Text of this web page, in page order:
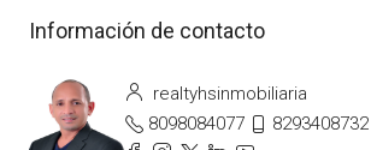
Información de contacto
realtyhsinmobiliaria
8098084077
8293408732